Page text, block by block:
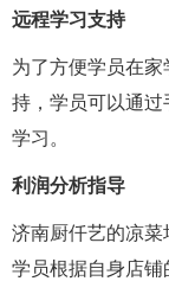
远程学习支持
为了方便学员在
持，学员可以通
学习。
利润分析指导
济南厨仟艺的凉
学员根据自身店